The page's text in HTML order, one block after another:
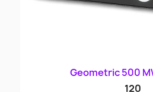
Geometric 500
120